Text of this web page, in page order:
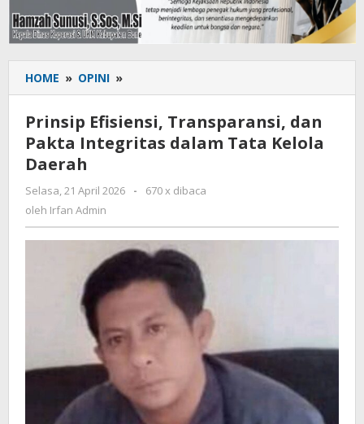
HOME » OPINI »
Efisiensi,
Transparansi,
dan
Pakta
Tata
Daerah
Prinsip Efisiensi, Transparansi, dan
Pakta Integritas dalam Tata Kelola
Daerah
Selasa, 21 April 2026
oleh
-
670 x dibaca
oleh Irfan Admin